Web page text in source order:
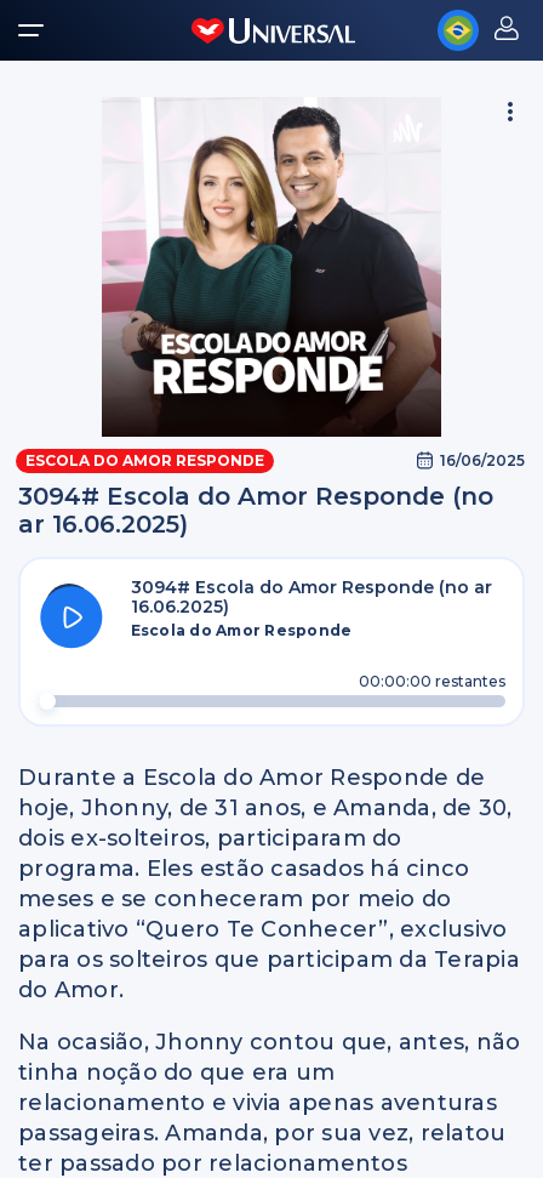
ESCOLA DO AMOR RESPONDE 16/06/2025
3094# Escola do Amor Responde (no
ar 16.06.2025)
3094# Escola do Amor Responde (no ar
16.06.2025)
Escola do Amor Responde
00:00:00 restantes
Durante a Escola do Amor Responde de
hoje, Jhonny, de 31 anos, e Amanda, de 30,
dois ex-solteiros, participaram do
programa. Eles estão casados há cinco
meses e se conheceram por meio do
aplicativo “Quero Te Conhecer”, exclusivo
para os solteiros que participam da Terapia
do Amor.
Na ocasião, Jhonny contou que, antes, não
tinha noção do que era um
relacionamento e vivia apenas aventuras
passageiras. Amanda, por sua vez, relatou
ter passado por relacionamentos